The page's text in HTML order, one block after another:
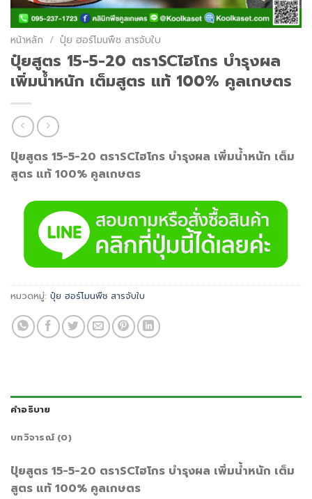
หน้าหลัก / ปุ๋ย ฮอร์โมนพืช สารจับใบ
ปุ๋ยสูตร 15-5-20 ตราSCไฮโกร บำรุงผล
เพิ่มน้ำหนัก เต็มสูตร แท้ 100% คูลเกษตร
ปุ๋ยสูตร 15-5-20 ตราSCไฮโกร บำรุงผล เพิ่มน้ำหนัก เต็ม
สูตร แท้ 100% คูลเกษตร
หมวดหมู่: ปุ๋ย ฮอร์โมนพืช สารจับใบ
คำอธิบาย
บทวิจารณ์ (0)
ปุ๋ยสูตร 15-5-20 ตราSCไฮโกร บำรุงผล เพิ่มน้ำหนัก เต็ม
สูตร แท้ 100% คูลเกษตร